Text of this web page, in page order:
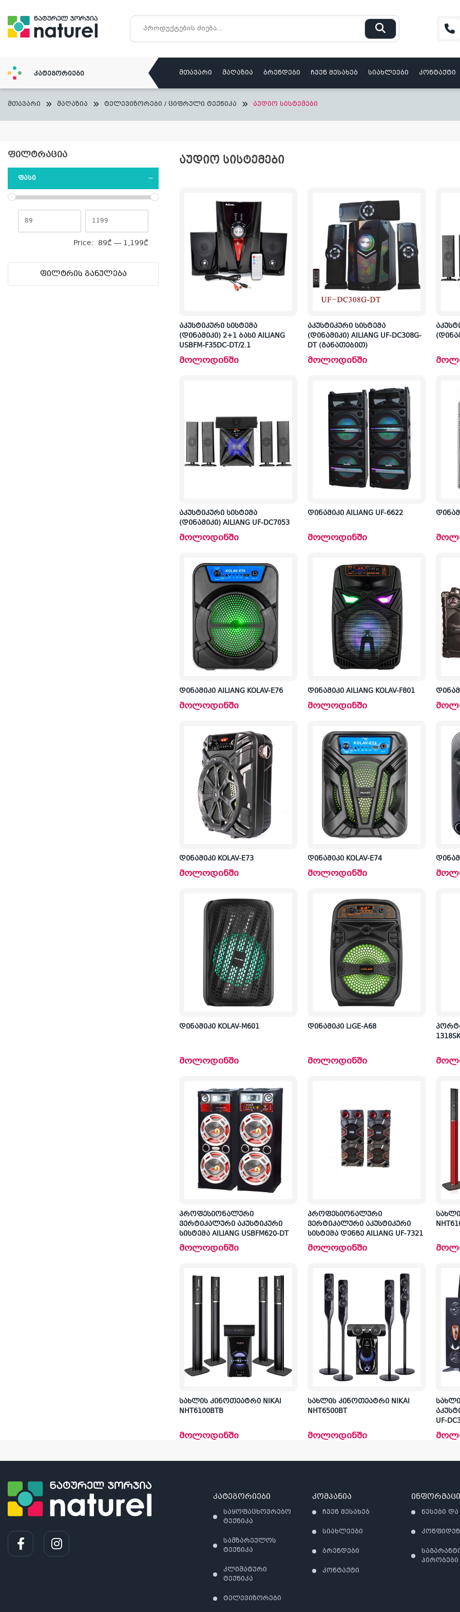
content
კატეგორიები მთავარი მაღაზია ბრენდები ჩვენ შესახებ სიახლეები კონტაქტი
მთავარი მაღაზია ტელევიზორები / ციფრული ტექნიკა აუდიო სისტემები
ᲤᲘᲚᲢᲠᲐᲪᲘᲐ
ᲤᲐᲡᲘ
Price: 89₾— 1,199₾
ᲤᲘᲚᲢᲠᲘᲡ ᲒᲐᲜᲣᲚᲔᲑᲐ
ᲐᲣᲓᲘᲝ ᲡᲘᲡᲢᲔᲛᲔᲑᲘ
აკუსტიკური სისტემა
(დინამიკი) 2+1 ბასი AILIANG
USBFM-F35DC-DT/2.1
მოლოდინში
აკუსტიკური სისტემა
(დინამიკი) AILIANG UF-DC308G-
DT (განათებით)
მოლოდინში
აკუსტიკური სისტემა
(დინამიკი) AILIANG UF-DC7053
მოლოდინში
დინამიკი AILIANG UF-6622
მოლოდინში
დინამიკი AILIANG KOLAV-E76
მოლოდინში
დინამიკი AILIANG KOLAV-F801
მოლოდინში
დინამიკი KOLAV-E73
მოლოდინში
დინამიკი KOLAV-E74
მოლოდინში
დინამიკი KOLAV-M601
მოლოდინში
დინამიკი LiGE-A68
მოლოდინში
პროფესიონალური
ვერტიკალური აკუსტიკური
სისტემა AILIANG USBFM620-DT
მოლოდინში
პროფესიონალური
ვერტიკალური აკუსტიკური
სისტემა დენზე AILIANG UF-7321
მოლოდინში
სახლის კინოთეატრი NIKAI
NHT6100BTB
მოლოდინში
სახლის კინოთეატრი NIKAI
NHT6500BT
მოლოდინში
UF-
კატეგორიები
საყოფაცხოვრებო
ტექნიკა
სამზარეულოს
ტექნიკა
კლიმატური
ტექნიკა
ტელევიზორები
კომპანია
ჩვენ შესახებ
სიახლეები
ბრენდები
კონტაქტი
წესები
პირობები